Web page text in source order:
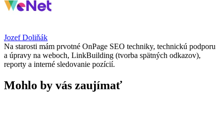
Jozef Doliňák
Na starosti mám prvotné OnPage SEO techniky, technickú podporu
a úpravy na weboch, LinkBuilding (tvorba spätných odkazov),
reporty a interné sledovanie pozícií.
Mohlo by vás zaujímať